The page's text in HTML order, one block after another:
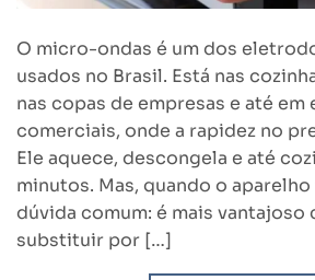
O micro-ondas é um dos
usados no Brasil. Está nas
nas copas de empresas e até
comerciais, onde a rapidez no
Ele aquece, descongela e até
minutos. Mas, quando o aparelho
dúvida comum: é mais vantajoso
substituir por […]